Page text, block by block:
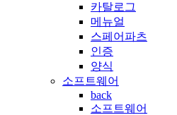
카탈로그
메뉴얼
스페어파츠
인증
양식
소프트웨어
back
소프트웨어